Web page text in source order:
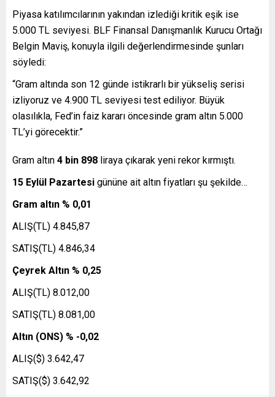
Piyasa katılımcılarının yakından izlediği kritik eşik ise
5.000 TL seviyesi. BLF Finansal Danışmanlık Kurucu Ortağı
Belgin Maviş, konuyla ilgili değerlendirmesinde şunları
söyledi:
“Gram altında son 12 günde istikrarlı bir yükseliş serisi
izliyoruz ve 4.900 TL seviyesi test ediliyor. Büyük
olasılıkla, Fed’in faiz kararı öncesinde gram altın 5.000
TL’yi görecektir.”
Gram altın 4 bin 898 liraya çıkarak yeni rekor kırmıştı.
15 Eylül Pazartesi gününe ait altın fiyatları şu şekilde…
Gram altın % 0,01
ALIŞ(TL) 4.845,87
SATIŞ(TL) 4.846,34
Çeyrek Altın % 0,25
ALIŞ(TL) 8.012,00
SATIŞ(TL) 8.081,00
Altın (ONS) % -0,02
ALIŞ($) 3.642,47
SATIŞ($) 3.642,92